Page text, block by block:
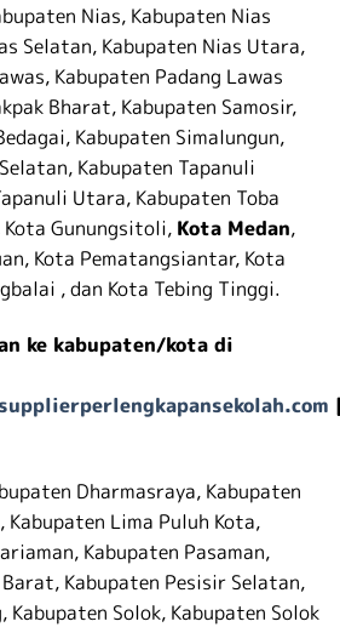
Nias, Kabupaten Nias
Selatan, Kabupaten Nias Utara,
Kabupaten Padang Lawas
Bharat, Kabupaten Samosir,
Kabupaten Simalungun,
Kabupaten Tapanuli
Utara, Kabupaten Toba
Kota Gunungsitoli, Kota Medan,
Kota Pematangsiantar, Kota
, dan Kota Tebing Tinggi.
ke kabupaten/kota di
Dharmasraya, Kabupaten
Kabupaten Lima Puluh Kota,
Kabupaten Pasaman,
Kabupaten Pesisir Selatan,
Kabupaten Solok, Kabupaten Solok